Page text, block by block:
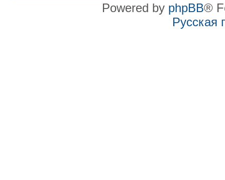
Powered by phpBB®
Русская